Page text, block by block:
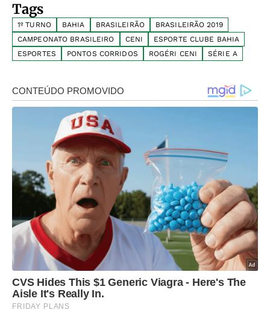
Tags
1º TURNO BAHIA BRASILEIRÃO
BRASILEIRÃO 2019
CAMPEONATO BRASILEIRO
CENI
ESPORTE CLUBE BAHIA
ESPORTES
PONTOS CORRIDOS ROGÉRI CENI SÉRIE A